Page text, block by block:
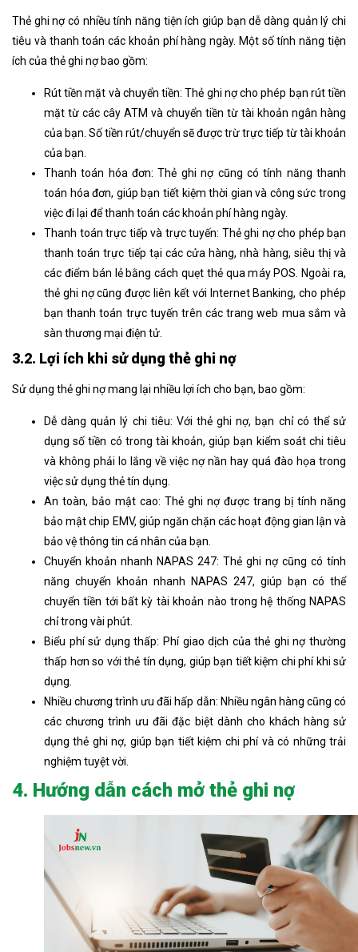
Thẻ ghi nợ có nhiều tính năng tiện ích giúp bạn dễ dàng quản lý chi
tiêu và thanh toán các khoản phí hàng ngày. Một số tính năng tiện
ích của thẻ ghi nợ bao gồm:
Rút tiền mặt và chuyển tiền: Thẻ ghi nợ cho phép bạn rút tiền
mặt từ các cây ATM và chuyển tiền từ tài khoản ngân hàng
của bạn. Số tiền rút/chuyển sẽ được trừ trực tiếp từ tài khoản
của bạn.
Thanh toán hóa đơn: Thẻ ghi nợ cũng có tính năng thanh
toán hóa đơn, giúp bạn tiết kiệm thời gian và công sức trong
việc đi lại để thanh toán các khoản phí hàng ngày.
Thanh toán trực tiếp và trực tuyến: Thẻ ghi nợ cho phép bạn
thanh toán trực tiếp tại các cửa hàng, nhà hàng, siêu thị và
các điểm bán lẻ bằng cách quẹt thẻ qua máy POS. Ngoài ra,
thẻ ghi nợ cũng được liên kết với Internet Banking, cho phép
bạn thanh toán trực tuyến trên các trang web mua sắm và
sàn thương mại điện tử.
3.2. Lợi ích khi sử dụng thẻ ghi nợ
Sử dụng thẻ ghi nợ mang lại nhiều lợi ích cho bạn, bao gồm:
Dễ dàng quản lý chi tiêu: Với thẻ ghi nợ, bạn chỉ có thể sử
dụng số tiền có trong tài khoản, giúp bạn kiểm soát chi tiêu
và không phải lo lắng về việc nợ nần hay quá đào họa trong
việc sử dụng thẻ tín dụng.
An toàn, bảo mật cao: Thẻ ghi nợ được trang bị tính năng
bảo mật chip EMV, giúp ngăn chặn các hoạt động gian lận và
bảo vệ thông tin cá nhân của bạn.
Chuyển khoản nhanh NAPAS 247: Thẻ ghi nợ cũng có tính
năng chuyển khoản nhanh NAPAS 247, giúp bạn có thể
chuyển tiền tới bất kỳ tài khoản nào trong hệ thống NAPAS
chỉ trong vài phút.
Biểu phí sử dụng thấp: Phí giao dịch của thẻ ghi nợ thường
thấp hơn so với thẻ tín dụng, giúp bạn tiết kiệm chi phí khi sử
dụng.
Nhiều chương trình ưu đãi hấp dẫn: Nhiều ngân hàng cũng có
các chương trình ưu đãi đặc biệt dành cho khách hàng sử
dụng thẻ ghi nợ, giúp bạn tiết kiệm chi phí và có những trải
nghiệm tuyệt vời.
4. Hướng dẫn cách mở thẻ ghi nợ